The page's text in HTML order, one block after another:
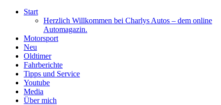
Start
Herzlich Willkommen bei Charlys Autos – dem online
Automagazin.
Motorsport
Neu
Oldtimer
Fahrberichte
Tipps und Service
Youtube
Media
Über mich